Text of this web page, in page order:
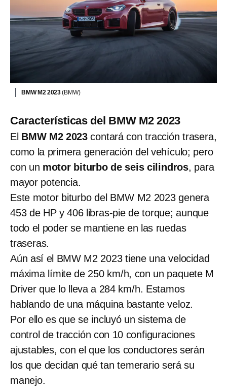
BMW M2 2023(BMW)
Características del BMW M2 2023
El BMW M2 2023 contará con tracción trasera,
como la primera generación del vehículo; pero
con un motor biturbo de seis cilindros, para
mayor potencia.
Este motor biturbo del BMW M2 2023 genera
453 de HP y 406 libras-pie de torque; aunque
todo el poder se mantiene en las ruedas
traseras.
Aún así el BMW M2 2023 tiene una velocidad
máxima límite de 250 km/h, con un paquete M
Driver que lo lleva a 284 km/h. Estamos
hablando de una máquina bastante veloz.
Por ello es que se incluyó un sistema de
control de tracción con 10 configuraciones
ajustables, con el que los conductores serán
los que decidan qué tan temerario será su
manejo.